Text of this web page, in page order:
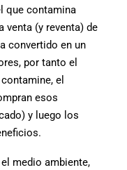
que contamina
venta (y reventa) de
convertido en un
por tanto el
el
esos
y luego los
medio ambiente,